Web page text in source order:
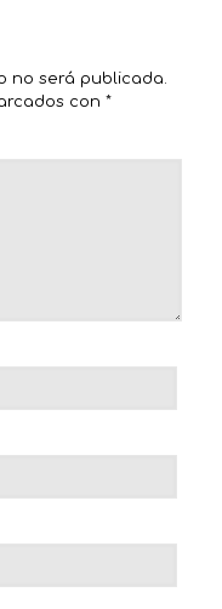
no será publicada.
con *